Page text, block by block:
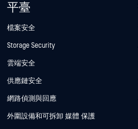
平臺
檔案安全
Storage Security
雲端安全
供應鏈安全
網路偵測與回應
外圍設備和可拆卸 媒體 保護